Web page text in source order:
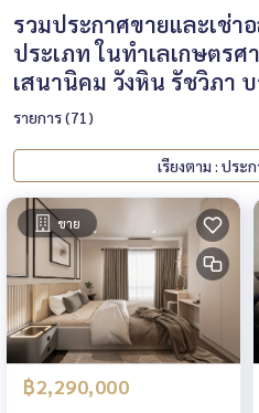
รวมประกาศขายและเช่า
ประเภท ในทำเลเกษตร
เสนานิคม วังหิน รัชวิภา บ
รายการ (71)
เรียงตาม
ขาย
฿2,290,000